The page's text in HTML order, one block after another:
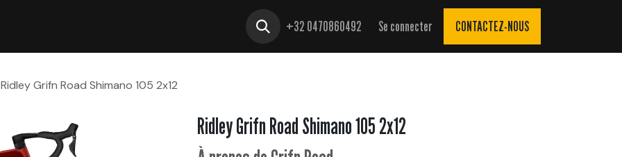
+32 0470860492 Se connecter CONTACTEZ-NOUS
Ridley Grifn Road Shimano 105 2x12
Ridley Grifn Road Shimano 105 2x12